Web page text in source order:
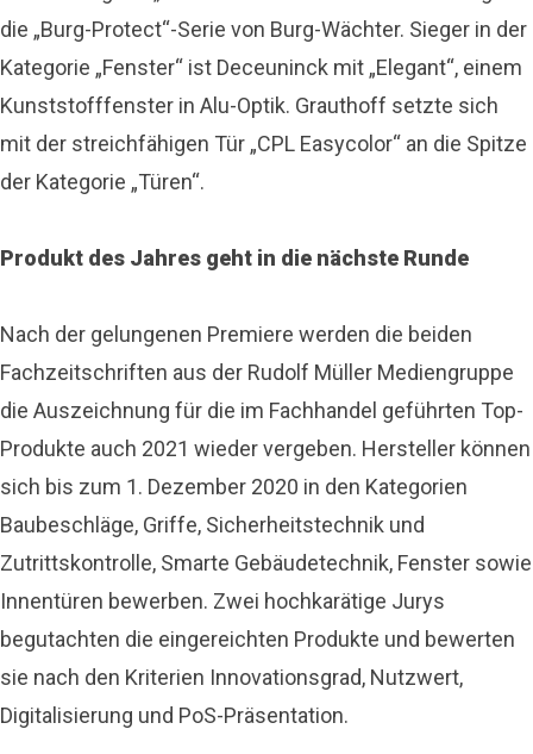
die „Burg-Protect“-Serie von Burg-Wächter. Sieger in der
Kategorie „Fenster“ ist Deceuninck mit „Elegant“, einem
Kunststofffenster in Alu-Optik. Grauthoff setzte sich
mit der streichfähigen Tür „CPL Easycolor“ an die Spitze
der Kategorie „Türen“.
Produkt des Jahres geht in die nächste Runde
Nach der gelungenen Premiere werden die beiden
Fachzeitschriften aus der Rudolf Müller Mediengruppe
die Auszeichnung für die im Fachhandel geführten Top-
Produkte auch 2021 wieder vergeben. Hersteller können
sich bis zum 1. Dezember 2020 in den Kategorien
Baubeschläge, Griffe, Sicherheitstechnik und
Zutrittskontrolle, Smarte Gebäudetechnik, Fenster sowie
Innentüren bewerben. Zwei hochkarätige Jurys
begutachten die eingereichten Produkte und bewerten
sie nach den Kriterien Innovationsgrad, Nutzwert,
Digitalisierung und PoS-Präsentation.